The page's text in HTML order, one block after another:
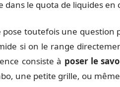
dans le quota de liquides
pose toutefois une
si on le range
consiste à poser le
une petite grille, ou